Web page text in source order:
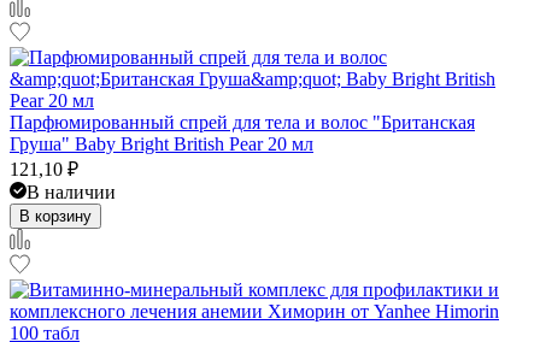
Парфюмированный спрей для тела и волос "Британская
Груша" Baby Bright British Pear 20 мл
121,10 ₽
В наличии
В корзину